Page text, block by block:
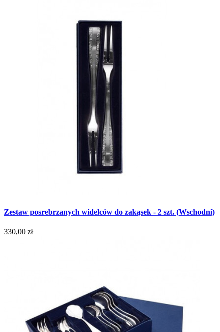
Zestaw posrebrzanych widelców do zakąsek - 2 szt. (Wschodni)
330,00 zł